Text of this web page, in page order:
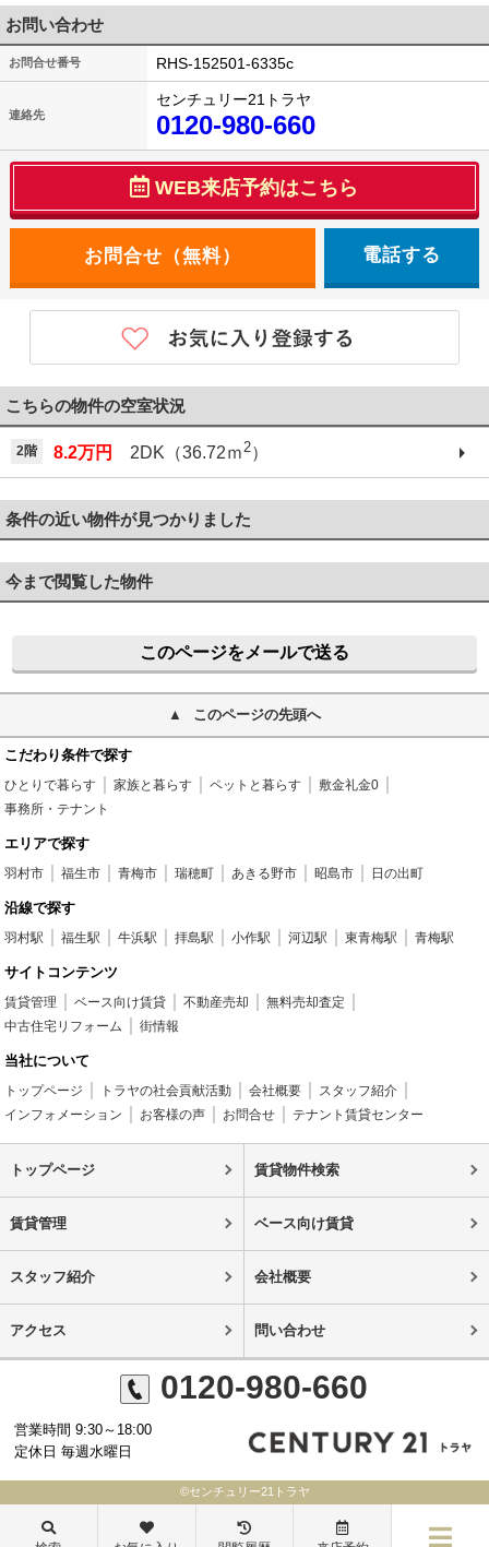
お問い合わせ
お問合せ番号 RHS-152501-6335c
連絡先
センチュリー21トラヤ
0120-980-660
WEB来店予約はこちら
電話する
こちらの物件の空室状況
2階 8.2万円 2DK（36.72ｍ2）
条件の近い物件が見つかりました
今まで閲覧した物件
このページをメールで送る
このページの先頭へ
こだわり条件で探す
ひとりで暮らす 家族と暮らす ペットと暮らす
敷金礼金0
事務所・テナント
エリアで探す
羽村市 福生市 青梅市 瑞穂町 あきる野市 昭島市 日の出町
沿線で探す
羽村駅 福生駅 牛浜駅 拝島駅 小作駅 河辺駅 東青梅駅 青梅駅
サイトコンテンツ
賃貸管理 ベース向け賃貸 不動産売却
無料売却査定
中古住宅リフォーム
街情報
当社について
トップページ トラヤの社会貢献活動 会社概要
スタッフ紹介
インフォメーション
お客様の声 お問合せ テナント賃貸センター
トップページ 賃貸物件検索
賃貸管理 ベース向け賃貸
スタッフ紹介 会社概要
アクセス 問い合わせ
0120-980-660
営業時間 9:30～18:00
定休日 毎週水曜日
©センチュリー21トラヤ